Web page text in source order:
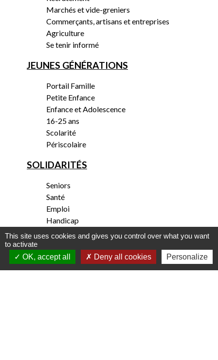
Marchés et vide-greniers
Commerçants, artisans et entreprises
Agriculture
Se tenir informé
JEUNES GÉNÉRATIONS
Portail Famille
Petite Enfance
Enfance et Adolescence
16-25 ans
Scolarité
Périscolaire
SOLIDARITÉS
Seniors
Santé
Emploi
Handicap
CCAS
This site uses cookies and gives you control over what you want
to activate
OK, accept all
Deny all cookies Personalize